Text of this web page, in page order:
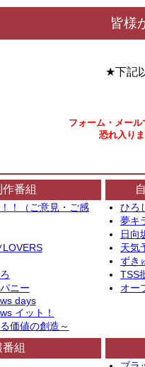
皆様
★下記
フォーム・メー
恐れ入り
番組
！（ご意見・ご感
ニー
days
イット！
価値の創造～
ひろ
夢キ
日向
天気
ずき
TSS
オー
組